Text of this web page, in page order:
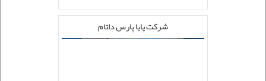
شرکت پایا پارس داتام